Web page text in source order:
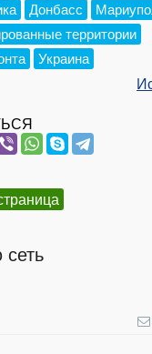
Донбасс
территории
Украина
сеть